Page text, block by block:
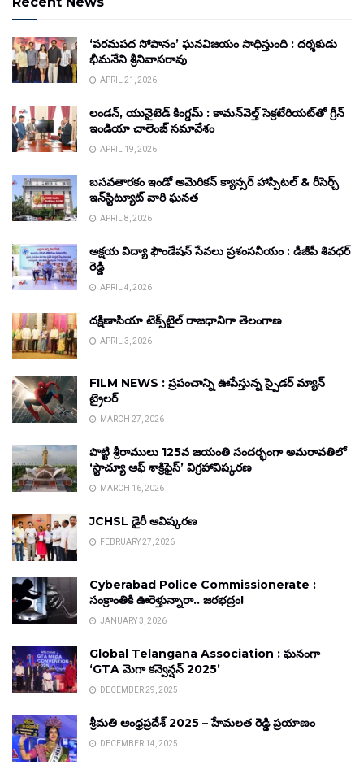
‘పరమపద సోపానం’ ఘనవిజయం సాధిస్తుంది : దర్శకుడు
భీమనేని శ్రీనివాసరావు
APRIL 21, 2026
లండన్, యునైటెడ్ కింగ్డమ్ : కామన్‌వెల్త్ సెక్రటేరియట్‌తో గ్రీన్
ఇండియా చాలెంజ్ సమావేశం
APRIL 19, 2026
బసవతారకం ఇండో అమెరికన్ క్యాన్సర్ హాస్పిటల్ & రీసెర్చ్
ఇన్‌స్టిట్యూట్ వారి ఘనత
APRIL 8, 2026
అక్షయ విద్యా ఫౌండేషన్ సేవలు ప్రశంసనీయం : డీజీపీ శివధర్
రెడ్డి
APRIL 4, 2026
దక్షిణాసియా టెక్స్‌టైల్ రాజధానిగా తెలంగాణ
APRIL 3, 2026
FILM NEWS : ప్రపంచాన్ని ఊపేస్తున్న స్పైడర్ మ్యాన్
ట్రైలర్
MARCH 27, 2026
పొట్టి శ్రీరాములు 125వ జయంతి సందర్భంగా అమరావతిలో
‘స్టాచ్యూ ఆఫ్ శాక్రిఫైస్’ విగ్రహావిష్కరణ
MARCH 16, 2026
JCHSL డైరీ ఆవిష్కరణ
FEBRUARY 27, 2026
Cyberabad Police Commissionerate :
సంక్రాంతికి ఊరెళ్తున్నారా.. జరభద్రం!
JANUARY 3, 2026
Global Telangana Association : ఘనంగా
‘GTA మెగా కన్వెన్షన్ 2025’
DECEMBER 29, 2025
శ్రీమతి ఆంధ్రప్రదేశ్ 2025 – హేమలత రెడ్డి ప్రయాణం
DECEMBER 14, 2025